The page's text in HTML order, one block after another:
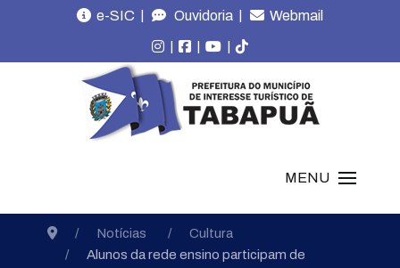
e-SIC | Ouvidoria | Webmail
| | |
MENU
Notícias
Cultura
Alunos da rede ensino participam de